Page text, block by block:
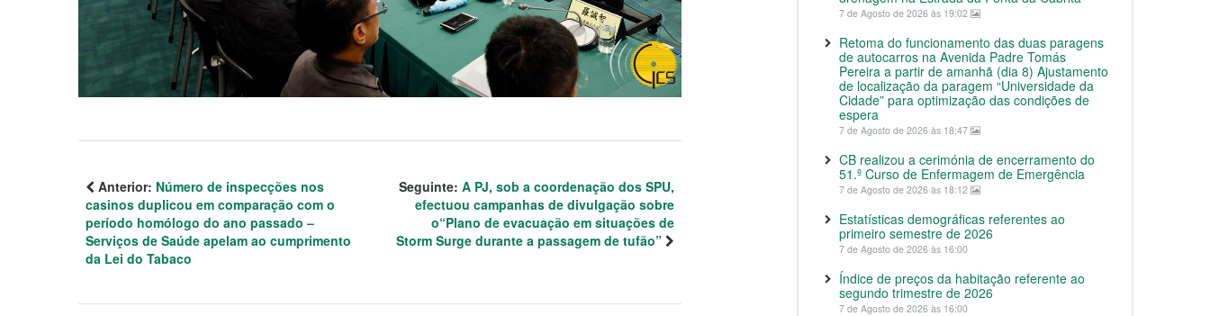
Anterior: Número de inspecções nos
casinos duplicou em comparação com o
período homólogo do ano passado –
Serviços de Saúde apelam ao cumprimento
da Lei do Tabaco
Seguinte: A PJ, sob a coordenação dos SPU,
efectuou campanhas de divulgação sobre
o“Plano de evacuação em situações de
Storm Surge durante a passagem de tufão”
7 de Agosto de 2026 às 19:02
Retoma do funcionamento das duas paragens
de autocarros na Avenida Padre Tomás
Pereira a partir de amanhã (dia 8) Ajustamento
de localização da paragem “Universidade da
Cidade” para optimização das condições de
espera
7 de Agosto de 2026 às 18:47
CB realizou a cerimónia de encerramento do
51.º Curso de Enfermagem de Emergência
7 de Agosto de 2026 às 18:12
Estatísticas demográficas referentes ao
primeiro semestre de 2026
7 de Agosto de 2026 às 16:00
Índice de preços da habitação referente ao
segundo trimestre de 2026
7 de Agosto de 2026 às 16:00